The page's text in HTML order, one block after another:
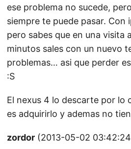
ese problema no sucede,
siempre te puede pasar. Con
pero sabes que en una visita
minutos sales con un nuevo
problemas… asi que perder
:S
El nexus 4 lo descarte por lo
es adquirirlo y ademas no
zordor (2013-05-02